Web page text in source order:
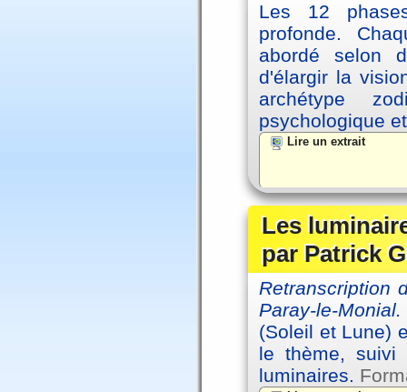
Les 12
profonde.
abordé selon
d'élargir la
archétype
psychologique
Lire un extrait
Les
par Patrick
Retranscription
Paray-le-Monial.
(Soleil et Lune)
le thème, suivi
luminaires.